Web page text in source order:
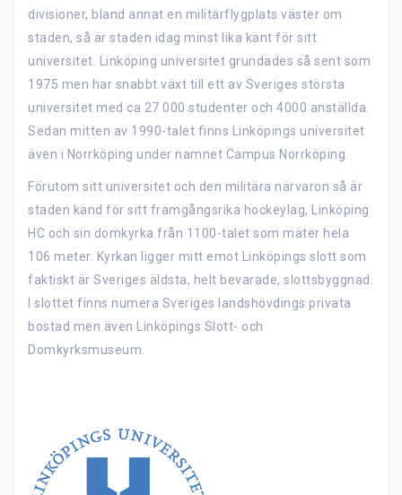
divisioner, bland annat en militärflygplats väster om
staden, så är staden idag minst lika känt för sitt
universitet. Linköping universitet grundades så sent som
1975 men har snabbt växt till ett av Sveriges största
universitet med ca 27 000 studenter och 4000 anställda.
Sedan mitten av 1990-talet finns Linköpings universitet
även i Norrköping under namnet Campus Norrköping.
Förutom sitt universitet och den militära närvaron så är
staden känd för sitt framgångsrika hockeylag, Linköping
HC och sin domkyrka från 1100-talet som mäter hela
106 meter. Kyrkan ligger mitt emot Linköpings slott som
faktiskt är Sveriges äldsta, helt bevarade, slottsbyggnad.
I slottet finns numera Sveriges landshövdings privata
bostad men även Linköpings Slott- och
Domkyrksmuseum.